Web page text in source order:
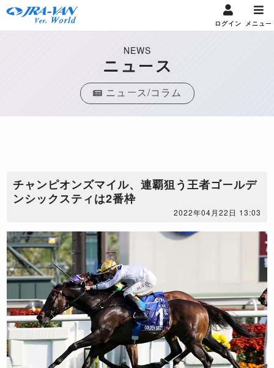
ログイン メニュー
NEWS
ニュース
ニュース/コラム
​チャンピオンズマイル、連覇狙う王者ゴールデ
ンシックスティは2番枠
2022年04月22日 13:03